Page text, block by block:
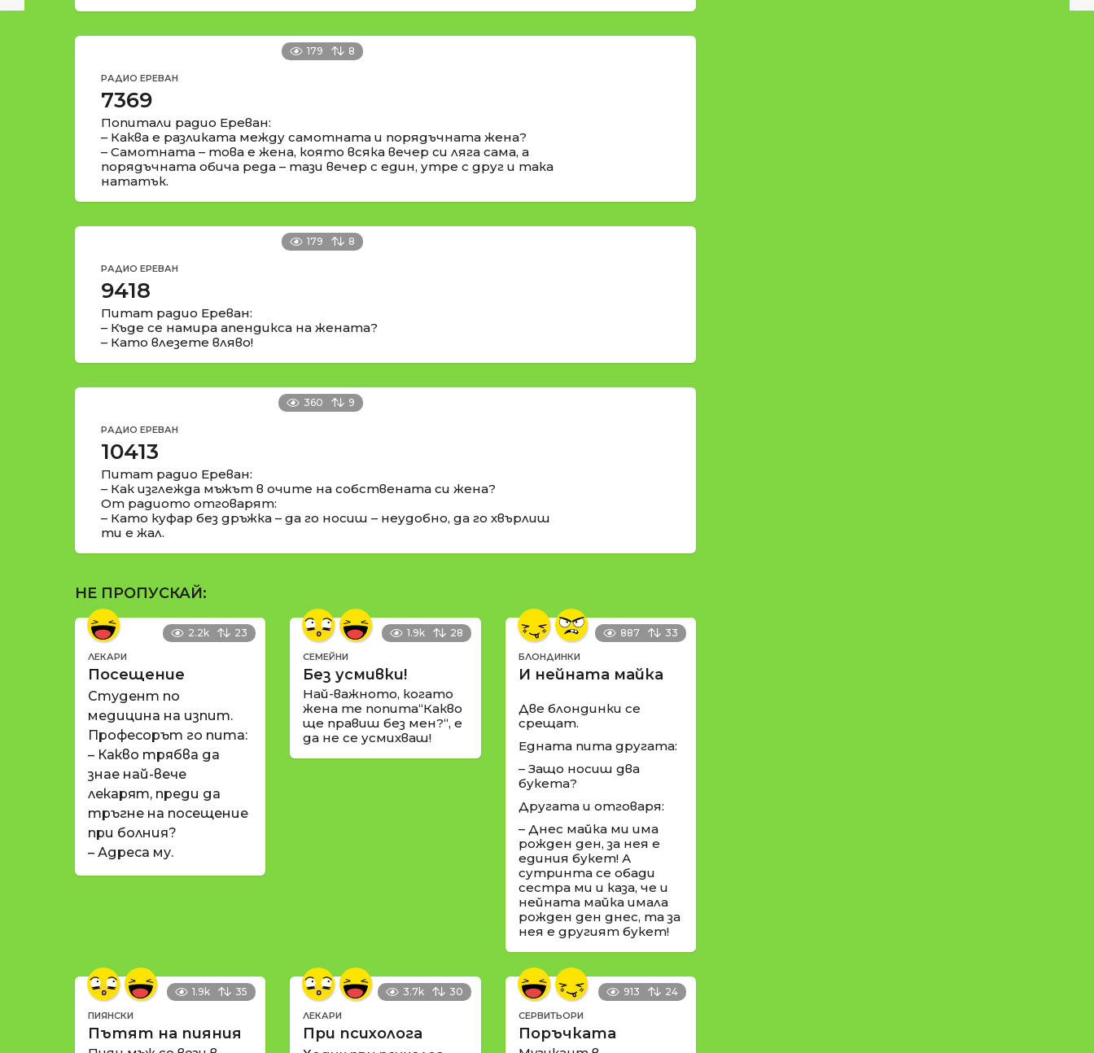
179 8
РАДИО ЕРЕВАН
7369
Попитали радио Ереван:
– Каква е разликата между самотната и порядъчната жена?
– Самотната – това е жена, която всяка вечер си ляга сама, а
порядъчната обича реда – тази вечер с един, утре с друг и така
нататък.
179 8
РАДИО ЕРЕВАН
9418
Питат радио Ереван:
– Къде се намира апендикса на жената?
– Като влезете вляво!
360 9
РАДИО ЕРЕВАН
10413
Питат радио Ереван:
– Как изглежда мъжът в очите на собствената си жена?
От радиото отговарят:
– Като куфар без дръжка – да го носиш – неудобно, да го хвърлиш
ти е жал.
НЕ ПРОПУСКАЙ:
2.2k 23
ЛЕКАРИ
Посещение
Студент по
медицина на изпит.
Професорът го пита:
– Какво трябва да
знае най-вече
лекарят, преди да
тръгне на посещение
при болния?
– Адреса му.
1.9k 28
СЕМЕЙНИ
Без усмивки!
Най-важното, когато
жена те попита“Какво
ще правиш без мен?“, е
да не се усмихваш!
887 33
БЛОНДИНКИ
И нейната майка
Две блондинки се
срещат.
Едната пита другата:
– Защо носиш два
букета?
Другата и отговаря:
– Днес майка ми има
рожден ден, за нея е
единия букет! А
сутринта се обади
сестра ми и каза, че и
нейната майка имала
рожден ден днес, та за
нея е другият букет!
1.9k 35
ПИЯНСКИ
Пътят на пияния
3.7k 30
ЛЕКАРИ
При психолога
913 24
СЕРВИТЬОРИ
Поръчката